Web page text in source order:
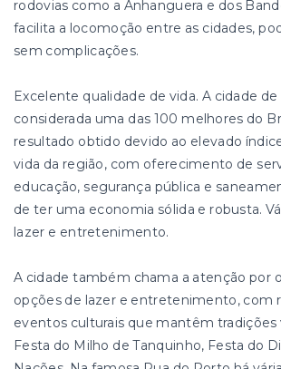
rodovias como a Anhanguera e dos
facilita a locomoção entre as cidades,
sem complicações.
Excelente qualidade de vida. A cidade de
considerada uma das 100 melhores do
resultado obtido devido ao elevado
vida da região, com oferecimento de
educação, segurança pública e
de ter uma economia sólida e robusta.
lazer e entretenimento.
A cidade também chama a atenção por
opções de lazer e entretenimento, com
eventos culturais que mantêm tradições
Festa do Milho de Tanquinho, Festa do